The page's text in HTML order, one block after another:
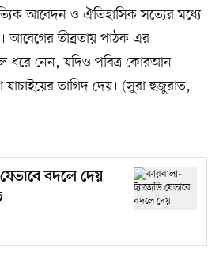
আবেদন ও ঐতিহাসিক সত্যের মধ্যে
আবেগের তীব্রতায় পাঠক এর
ধরে নেন, যদিও পবিত্র কোরআন
তাগিদ দেয়। (সুরা হুজুরাত,
যেভাবে বদলে দেয়